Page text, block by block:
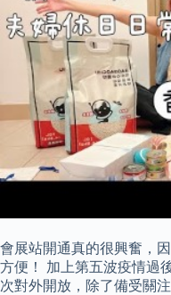
會展站開通真的很興奮，
方便！ 加上第五波疫情過
次對外開放，除了備受關